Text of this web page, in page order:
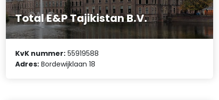
Total E&P Tajikistan B.V.
KvK nummer: 55919588
Adres: Bordewijklaan 18